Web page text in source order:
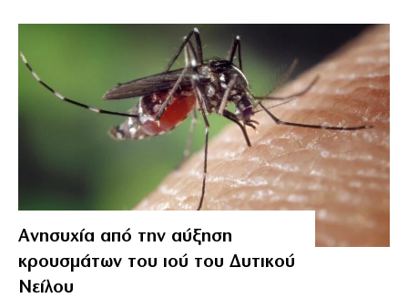
Ανησυχία από την αύξηση
κρουσμάτων του ιού του Δυτικού
Νείλου